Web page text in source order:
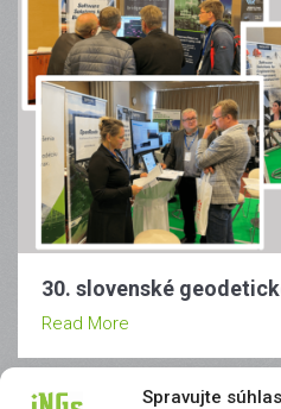
Spravujte
30. slovenské
Read More